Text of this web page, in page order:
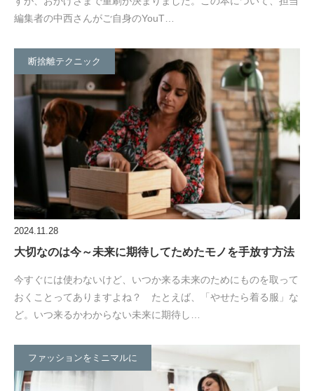
編集者の中西さんがご自身のYouT…
断捨離テクニック
2024.11.28
大切なのは今～未来に期待してためたモノを手放す方法
今すぐには使わないけど、いつか来る未来のためにものを取って
おくことってありますよね？ たとえば、「やせたら着る服」な
ど。いつ来るかわからない未来に期待し…
ファッションをミニマルに